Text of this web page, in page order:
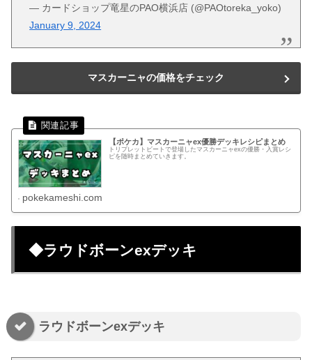
— カードショップ竜星のPAO横浜店 (@PAOtoreka_yoko)
January 9, 2024
マスカーニャの価格をチェック
【ポケカ】マスカーニャex優勝デッキレシピまとめ
トリプレットビートで登場したマスカーニャexの優勝・入賞レシ
ピを随時まとめていきます。
pokekameshi.com
◆ラウドボーンexデッキ
ラウドボーンexデッキ